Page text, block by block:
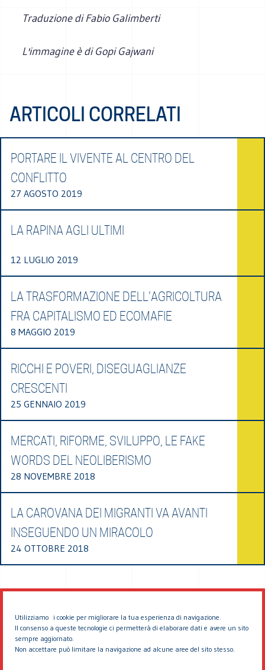
Utilizziamo i cookie per migliorare la tua esperienza di navigazione.
Il consenso a queste tecnologie ci permetterà di elaborare dati e avere un sito
sempre aggiornato.
Non accettare può limitare la navigazione ad alcune aree del sito stesso.
Traduzione di Fabio Galimberti
L'immagine è di Gopi Gajwani
ARTICOLI CORRELATI
PORTARE IL VIVENTE AL CENTRO DEL
CONFLITTO
27 AGOSTO 2019
LA RAPINA AGLI ULTIMI
12 LUGLIO 2019
LA TRASFORMAZIONE DELL’AGRICOLTURA
FRA CAPITALISMO ED ECOMAFIE
8 MAGGIO 2019
RICCHI E POVERI, DISEGUAGLIANZE
CRESCENTI
25 GENNAIO 2019
MERCATI, RIFORME, SVILUPPO, LE FAKE
WORDS DEL NEOLIBERISMO
28 NOVEMBRE 2018
LA CAROVANA DEI MIGRANTI VA AVANTI
INSEGUENDO UN MIRACOLO
24 OTTOBRE 2018